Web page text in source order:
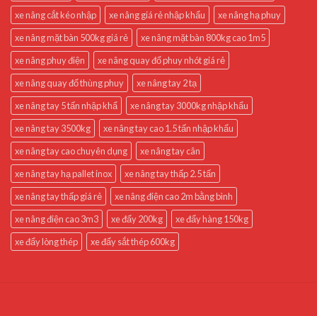
xe nâng cắt kéo nhập
xe nâng giá rẻ nhập khẩu
xe nâng hạ phuy
xe nâng mặt bàn 500kg giá rẻ
xe nâng mặt bàn 800kg cao 1m5
xe nâng phuy điện
xe nâng quay đổ phuy nhót giá rẻ
xe nâng quay đổ thùng phuy
xe nâng tay 2 tạ
xe nâng tay 5 tấn nhập khẩ
xe nâng tay 3000kg nhập khẩu
xe nâng tay 3500kg
xe nâng tay cao 1.5 tấn nhập khẩu
xe nâng tay cao chuyên dụng
xe nâng tay cân
xe nâng tay hạ pallet inox
xe nâng tay thấp 2.5 tấn
xe nâng tay thấp giá rẻ
xe nâng điện cao 2m bằng bình
xe nâng điện cao 3m3
xe đẩy 200kg
xe đẩy hàng 150kg
xe đẩy lòng thép
xe đẩy sắt thép 600kg